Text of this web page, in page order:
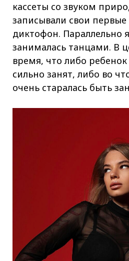
кассеты со звуком
записывали свои первые
диктофон. Параллельно
занималась танцами. В
время, что либо
сильно занят, либо во
очень старалась быть